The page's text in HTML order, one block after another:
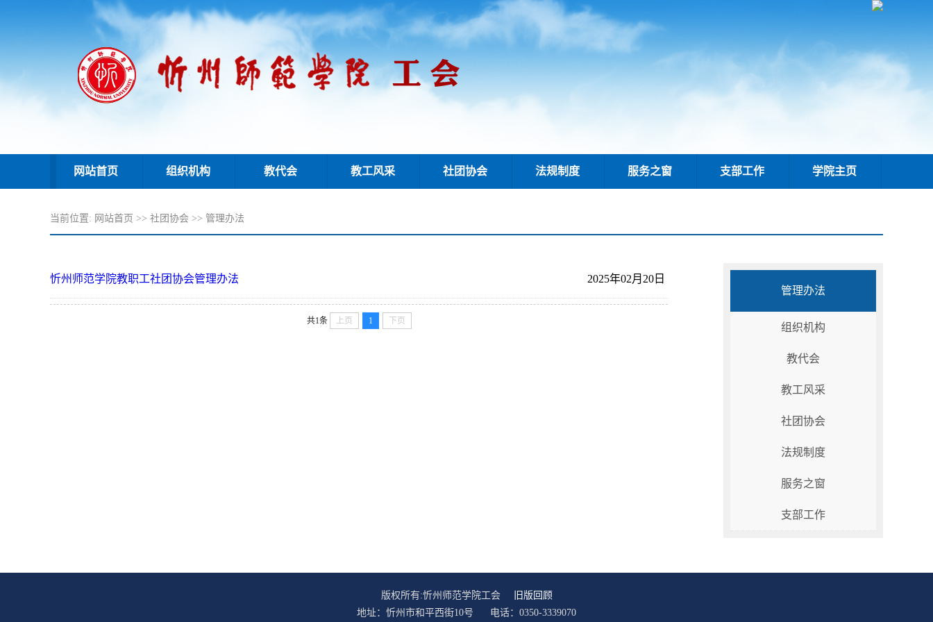
网站首页 组织机构 教代会 教工风采 社团协会 法规制度 服务之窗 支部工作 学院主页
当前位置: 网站首页 >> 社团协会 >> 管理办法
忻州师范学院教职工社团协会管理办法 2025年02月20日
共1条 上页 1 下页
管理办法
组织机构
教代会
教工风采
社团协会
法规制度
服务之窗
支部工作
版权所有:忻州师范学院工会
旧版回顾
地址：忻州市和平西街10号 电话：0350-3339070